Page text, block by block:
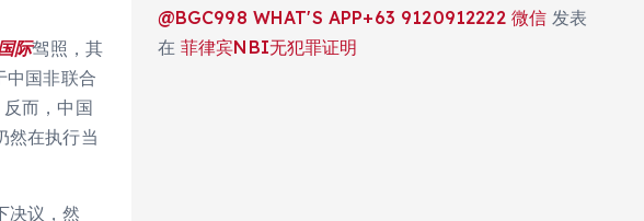
际驾照，其
中国非联合
而，中国
然在执行当
决议，然
@BGC998 WHAT'S APP+63 9120912222 微信 发表
在 菲律宾NBI无犯罪证明